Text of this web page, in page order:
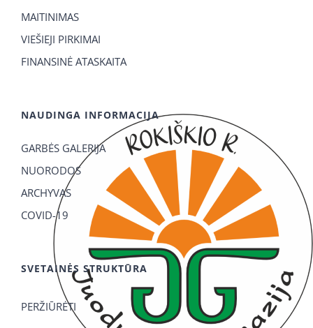
MAITINIMAS
VIEŠIEJI PIRKIMAI
FINANSINĖ ATASKAITA
NAUDINGA INFORMACIJA
GARBĖS GALERIJA
NUORODOS
ARCHYVAS
COVID-19
SVETAINĖS STRUKTŪRA
PERŽIŪRĖTI